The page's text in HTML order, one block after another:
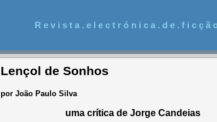
R e v i s t a . e l e c t r ó n i c a . d e . f i c ç ã
Lençol de Sonhos
por João Paulo Silva
uma crítica de Jorge Candeias